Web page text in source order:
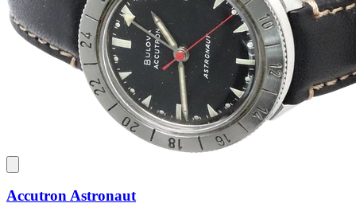
Accutron Astronaut